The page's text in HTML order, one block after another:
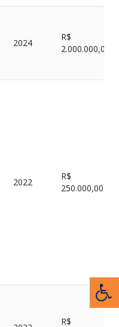
2024
R$
2.000.000,00
2022
R$
250.000,00
R$